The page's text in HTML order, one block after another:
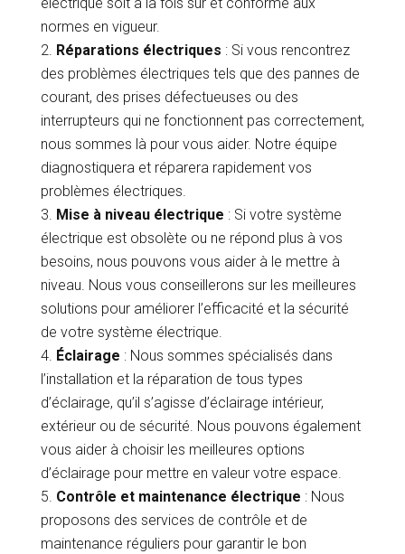
normes en vigueur.
Réparations électriques : Si vous rencontrez
des problèmes électriques tels que des pannes de
courant, des prises défectueuses ou des
interrupteurs qui ne fonctionnent pas correctement,
nous sommes là pour vous aider. Notre équipe
diagnostiquera et réparera rapidement vos
problèmes électriques.
Mise à niveau électrique : Si votre système
électrique est obsolète ou ne répond plus à vos
besoins, nous pouvons vous aider à le mettre à
niveau. Nous vous conseillerons sur les meilleures
solutions pour améliorer l’efficacité et la sécurité
de votre système électrique.
Éclairage : Nous sommes spécialisés dans
l’installation et la réparation de tous types
d’éclairage, qu’il s’agisse d’éclairage intérieur,
extérieur ou de sécurité. Nous pouvons également
vous aider à choisir les meilleures options
d’éclairage pour mettre en valeur votre espace.
Contrôle et maintenance électrique : Nous
proposons des services de contrôle et de
maintenance réguliers pour garantir le bon